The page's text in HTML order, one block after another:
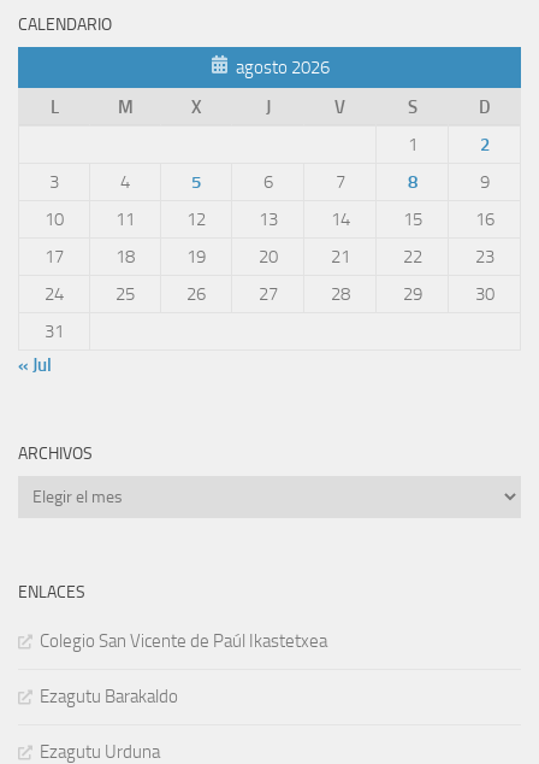
CALENDARIO
agosto 2026
L
M X J V S
D
1
2
3
4 5 6 7 8
9
10
11 12 13 14 15
16
17
18 19 20 21 22
23
24
25 26 27 28 29
30
31
« Jul
ARCHIVOS
Archivos
ENLACES
Colegio San Vicente de Paúl Ikastetxea
Ezagutu Barakaldo
Ezagutu Urduna